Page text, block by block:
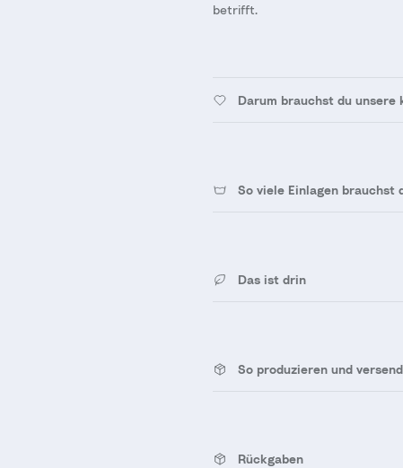
betrifft.
Darum brauchst du unsere
So viele Einlagen brauchst
Das ist drin
So produzieren und
Rückgaben